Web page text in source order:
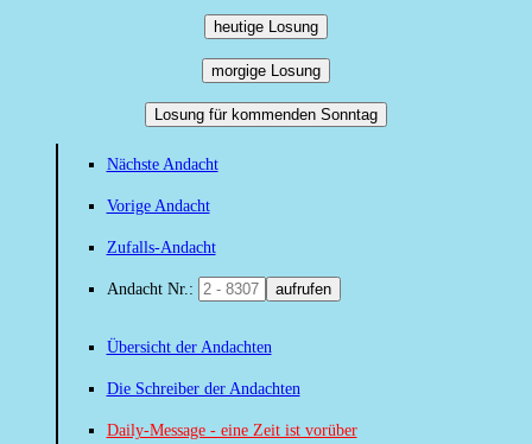
heutige Losung
morgige Losung
Losung für kommenden Sonntag
Nächste Andacht
Vorige Andacht
Zufalls-Andacht
Andacht Nr.: aufrufen
Übersicht der Andachten
Die Schreiber der Andachten
Daily-Message - eine Zeit ist vorüber